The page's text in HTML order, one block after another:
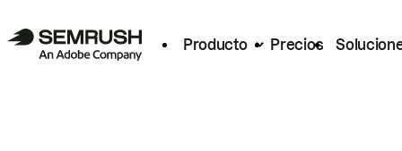
Producto Precios